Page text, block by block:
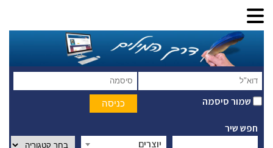
שמור סיסמה
חפש שיר
יוצרים